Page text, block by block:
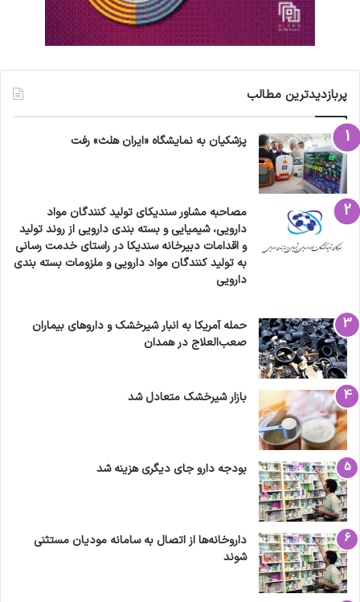
پربازدیدترین مطالب
پزشکیان به نمایشگاه «ایران هلث» رفت
مصاحبه مشاور سندیکای تولید کنندگان مواد
دارویی، شیمیایی و بسته بندی دارویی از روند تولید
و اقدامات دبیرخانه سندیکا در راستای خدمت رسانی
به تولید کنندگان مواد دارویی و ملزومات بسته بندی
دارویی
حمله آمریکا به انبار شیرخشک و داروهای بیماران
صعب‌العلاج در همدان
بازار شیرخشک متعادل شد
بودجه دارو جای دیگری هزینه شد
داروخانه‌ها از اتصال به سامانه مودیان مستثنی
شوند